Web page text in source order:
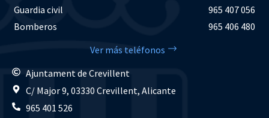
Guardia civil
965 407 056
Bomberos
965 406 480
Ver más teléfonos
Ajuntament de Crevillent
C/ Major 9, 03330 Crevillent, Alicante
965 401 526